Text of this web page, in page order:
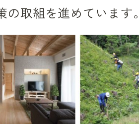
の取組を進めています